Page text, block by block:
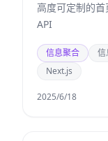
高度可定制的
API
信息聚合 信
Next.js
2025/6/18